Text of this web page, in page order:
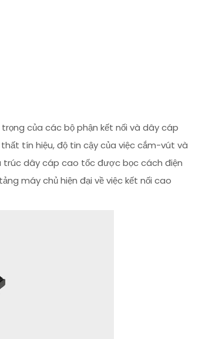
của các bộ phận kết nối và dây cáp
tín hiệu, độ tin cậy của việc cắm-vút và
trúc dây cáp cao tốc được bọc cách điện
máy chủ hiện đại về việc kết nối cao